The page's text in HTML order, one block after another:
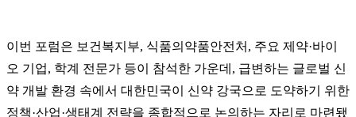
이번 포럼은 보건복지부, 식품의약품안전처, 주요 제약·바이
오 기업, 학계 전문가 등이 참석한 가운데, 급변하는 글로벌 신
약 개발 환경 속에서 대한민국이 신약 강국으로 도약하기 위한
정책·산업·생태계 전략을 종합적으로 논의하는 자리로 마련됐